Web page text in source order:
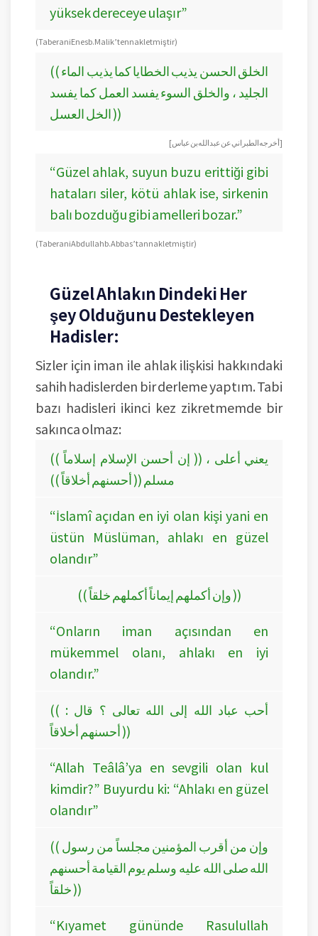
yüksek dereceye ulaşır”
(Taberani Enes b. Malik’ten nakletmiştir)
(( الخلق الحسن يذيب الخطايا كما يذيب الماء
الجليد ، والخلق السوء يفسد العمل كما يفسد
الخل العسل ))
[أخرجه الطبراني عن عبد الله بن عباس ]
“Güzel ahlak, suyun buzu erittiği gibi
hataları siler, kötü ahlak ise, sirkenin
balı bozduğu gibi amelleri bozar.”
(Taberani Abdullah b. Abbas’tan nakletmiştir)
Güzel Ahlakın Dindeki Her
şey Olduğunu Destekleyen
Hadisler:
Sizler için iman ile ahlak ilişkisi hakkındaki
sahih hadislerden bir derleme yaptım. Tabi
bazı hadisleri ikinci kez zikretmemde bir
sakınca olmaz:
(( إن أحسن الإسلام إسلاماً )) ، يعني أعلى
مسلم (( أحسنهم أخلاقاً ))
“İslamî açıdan en iyi olan kişi yani en
üstün Müslüman, ahlakı en güzel
olandır”
(( وإن أكملهم إيماناً أكملهم خلقاً ))
“Onların iman açısından en
mükemmel olanı, ahlakı en iyi
olandır.”
(( أحب عباد الله إلى الله تعالى ؟ قال :
أحسنهم أخلاقاً ))
“Allah Teâlâ’ya en sevgili olan kul
kimdir?” Buyurdu ki: “Ahlakı en güzel
olandır”
(( وإن من أقرب المؤمنين مجلساً من رسول
الله صلى الله عليه وسلم يوم القيامة أحسنهم
خلقاً ))
“Kıyamet gününde Rasulullah